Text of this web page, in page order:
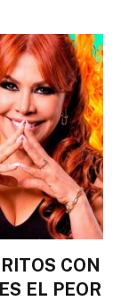
CON
EL PEOR